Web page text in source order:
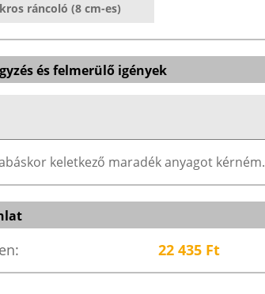
ráncoló (8 cm-es)
és felmerülő igények
keletkező maradék anyagot kérném.
22 435Ft